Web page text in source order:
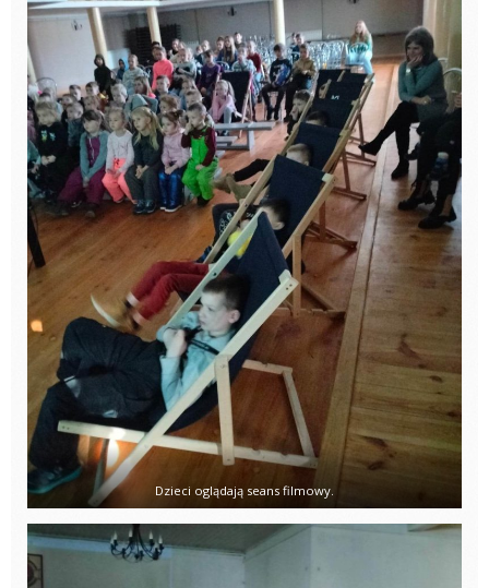
Dzieci oglądają seans filmowy.